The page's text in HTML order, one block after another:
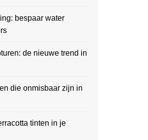
bespaar water
de nieuwe trend in
die onmisbaar zijn in
tinten in je